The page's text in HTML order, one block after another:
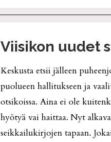
Viisikon uudet
Keskusta etsii jälleen
puolueen hallitukseen ja
otsikoissa. Aina ei ole
hyötyä vai haittaa. Nyt
seikkailukirjojen tapaan.